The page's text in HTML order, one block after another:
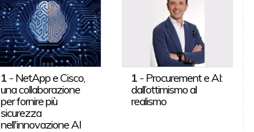
1- NetApp e Cisco,
una collaborazione
per fornire più
sicurezza
nell'innovazione AI
1 - Procurement e AI:
dall’ottimismo al
realismo